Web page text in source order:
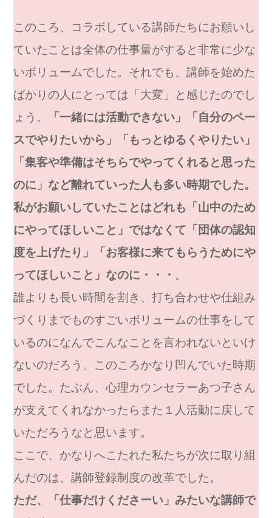
このころ、コラボしている講師たちにお願いし
ていたことは全体の仕事量がすると非常に少な
いボリュームでした。それでも、講師を始めた
ばかりの人にとっては「大変」と感じたのでし
ょう。
「一緒には活動できない」「自分のペー
スでやりたいから」「もっとゆるくやりたい」
「集客や準備はそちらでやってくれると思った
のに」など離れていった人も多い時期でした。
私がお願いしていたことはどれも「山中のため
にやってほしいこと」ではなくて「団体の認知
度を上げたり」「お客様に来てもらうためにや
ってほしいこと」なのに・・・ 。
誰よりも長い時間を割き、打ち合わせや仕組み
づくりまでものすごいボリュームの仕事をして
いるのになんでこんなことを言われないといけ
ないのだろう。このころかなり凹んでいた時期
でした。たぶん、心理カウンセラーあつ子さん
が支えてくれなかったらまた１人活動に戻して
いただろうなと思います。
ここで、かなりへこたれた私たちが次に取り組
んだのは、講師登録制度の改革でした。
ただ、「仕事だけくださーい」みたいな講師で